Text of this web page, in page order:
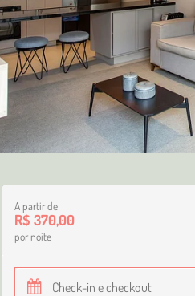
A partir de
R$ 370,00
por noite